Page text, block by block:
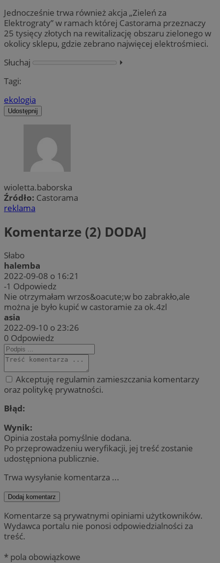
Jednocześnie trwa również akcja „Zieleń za
Elektrograty” w ramach której Castorama przeznaczy
25 tysięcy złotych na rewitalizację obszaru zielonego w
okolicy sklepu, gdzie zebrano najwięcej elektrośmieci.
Słuchaj
⏵︎
Tagi:
ekologia
Udostępnij
wioletta.baborska
Źródło: Castorama
reklama
Komentarze (2) DODAJ
Słabo
halemba
2022-09-08 o 16:21
-1 Odpowiedz
Nie otrzymałam wrzos&oacute;w bo zabrakło,ale
można je było kupić w castoramie za ok.4zl
asia
2022-09-10 o 23:26
0 Odpowiedz
Akceptuję regulamin zamieszczania komentarzy
oraz politykę prywatności.
Błąd:
Wynik:
Opinia została pomyślnie dodana.
Po przeprowadzeniu weryfikacji, jej treść zostanie
udostępniona publicznie.
Trwa wysyłanie komentarza ...
Dodaj komentarz
Komentarze są prywatnymi opiniami użytkowników.
Wydawca portalu nie ponosi odpowiedzialności za
treść.
* pola obowiązkowe